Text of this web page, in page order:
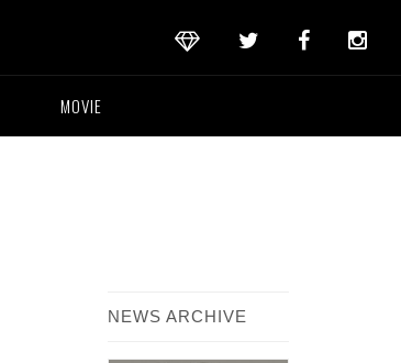
MOVIE
NEWS ARCHIVE